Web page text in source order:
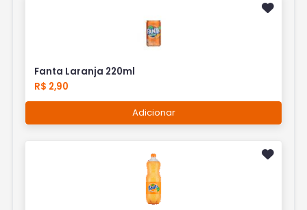
Fanta Laranja 220ml
R$ 2,90
Adicionar